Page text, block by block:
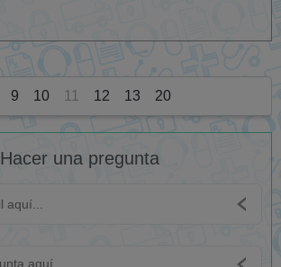
9 10 11 12 13 20
Hacer una pregunta